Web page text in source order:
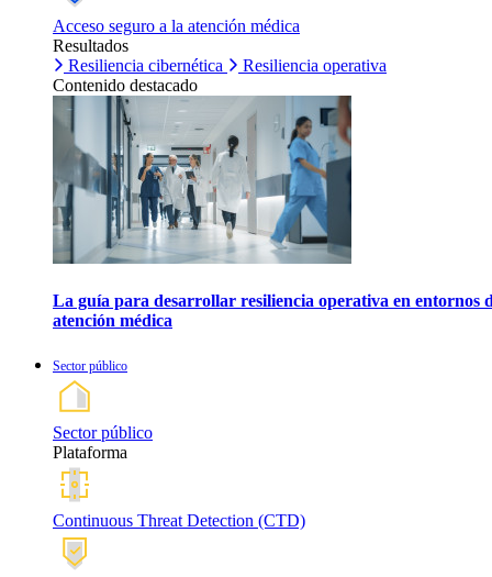
Acceso seguro a la atención médica
Resultados
Resiliencia cibernética
Resiliencia operativa
Contenido destacado
La guía para desarrollar resiliencia operativa en entornos
atención médica
Sector público
Sector público
Plataforma
Continuous Threat Detection (CTD)